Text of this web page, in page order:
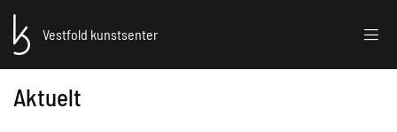
Vestfold kunstsenter
Aktuelt